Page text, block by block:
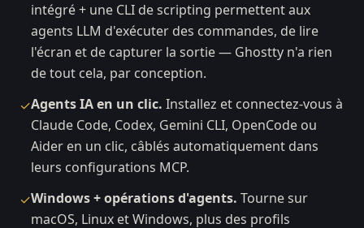
intégré + une CLI de scripting permettent aux
agents LLM d'exécuter des commandes, de lire
l'écran et de capturer la sortie — Ghostty n'a rien
de tout cela, par conception.
✓Agents IA en un clic. Installez et connectez-vous à
Claude Code, Codex, Gemini CLI, OpenCode ou
Aider en un clic, câblés automatiquement dans
leurs configurations MCP.
✓Windows + opérations d'agents. Tourne sur
macOS, Linux et Windows, plus des profils